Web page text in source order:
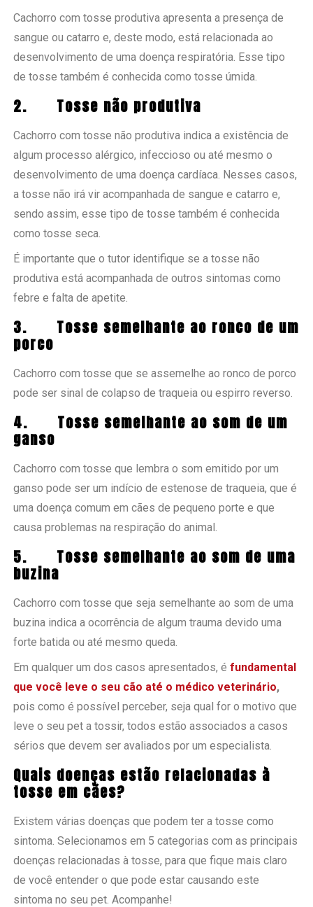
Cachorro com tosse produtiva apresenta a presença de
sangue ou catarro e, deste modo, está relacionada ao
desenvolvimento de uma doença respiratória. Esse tipo
de tosse também é conhecida como tosse úmida.
2. Tosse não produtiva
Cachorro com tosse não produtiva indica a existência de
algum processo alérgico, infeccioso ou até mesmo o
desenvolvimento de uma doença cardíaca. Nesses casos,
a tosse não irá vir acompanhada de sangue e catarro e,
sendo assim, esse tipo de tosse também é conhecida
como tosse seca.
É importante que o tutor identifique se a tosse não
produtiva está acompanhada de outros sintomas como
febre e falta de apetite.
3. Tosse semelhante ao ronco de um
porco
Cachorro com tosse que se assemelhe ao ronco de porco
pode ser sinal de colapso de traqueia ou espirro reverso.
4. Tosse semelhante ao som de um
ganso
Cachorro com tosse que lembra o som emitido por um
ganso pode ser um indício de estenose de traqueia, que é
uma doença comum em cães de pequeno porte e que
causa problemas na respiração do animal.
5. Tosse semelhante ao som de uma
buzina
Cachorro com tosse que seja semelhante ao som de uma
buzina indica a ocorrência de algum trauma devido uma
forte batida ou até mesmo queda.
Em qualquer um dos casos apresentados, éfundamental
que você leve o seu cão até o médico veterinário,
pois como é possível perceber, seja qual for o motivo que
leve o seu pet a tossir, todos estão associados a casos
sérios que devem ser avaliados por um especialista.
Quais doenças estão relacionadas à
tosse em cães?
Existem várias doenças que podem ter a tosse como
sintoma. Selecionamos em 5 categorias com as principais
doenças relacionadas à tosse, para que fique mais claro
de você entender o que pode estar causando este
sintoma no seu pet. Acompanhe!